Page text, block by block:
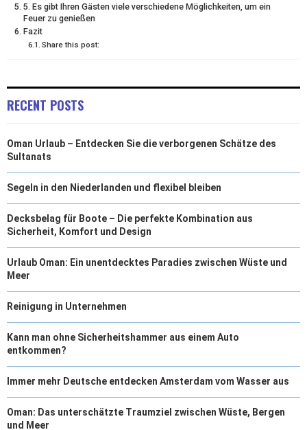
R
)
5. Es gibt Ihren Gästen viele verschiedene Möglichkeiten, um ein
Feuer zu genießen
Fazit
Share this post:
RECENT POSTS
Oman Urlaub – Entdecken Sie die verborgenen Schätze des
Sultanats
Segeln in den Niederlanden und flexibel bleiben
Decksbelag für Boote – Die perfekte Kombination aus
Sicherheit, Komfort und Design
Urlaub Oman: Ein unentdecktes Paradies zwischen Wüste und
Meer
Reinigung in Unternehmen
Kann man ohne Sicherheitshammer aus einem Auto
entkommen?
Immer mehr Deutsche entdecken Amsterdam vom Wasser aus
Oman: Das unterschätzte Traumziel zwischen Wüste, Bergen
und Meer